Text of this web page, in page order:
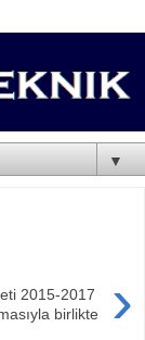
▼
›
2015-2017
birlikte